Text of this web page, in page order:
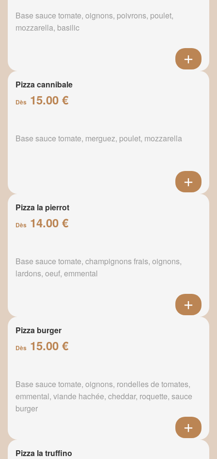
Base sauce tomate, oignons, poivrons, poulet,
mozzarella, basilic
Pizza cannibale
Dès 15.00 €
Base sauce tomate, merguez, poulet, mozzarella
Pizza la pierrot
Dès 14.00 €
Base sauce tomate, champignons frais, oignons,
lardons, oeuf, emmental
Pizza burger
Dès 15.00 €
Base sauce tomate, oignons, rondelles de tomates,
emmental, viande hachée, cheddar, roquette, sauce
burger
Pizza la truffino